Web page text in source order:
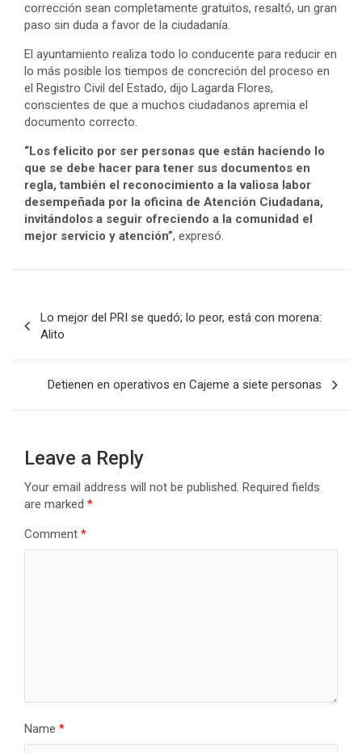
corrección sean completamente gratuitos, resaltó, un gran
paso sin duda a favor de la ciudadanía.
El ayuntamiento realiza todo lo conducente para reducir en
lo más posible los tiempos de concreción del proceso en
el Registro Civil del Estado, dijo Lagarda Flores,
conscientes de que a muchos ciudadanos apremia el
documento correcto.
“Los felicito por ser personas que están haciendo lo
que se debe hacer para tener sus documentos en
regla, también el reconocimiento a la valiosa labor
desempeñada por la oficina de Atención Ciudadana,
invitándolos a seguir ofreciendo a la comunidad el
mejor servicio y atención”, expresó.
navigation
Lo mejor del PRI se quedó; lo peor, está con morena:
Alito
Detienen en operativos en Cajeme a siete personas
Leave a Reply
Your email address will not be published. Required fields
are marked *
Comment *
Name *